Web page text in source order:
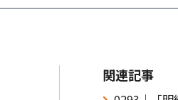
関連記事